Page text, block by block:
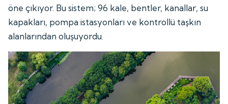
öne çıkıyor. Bu sistem; 96 kale, bentler, kanallar, su
kapakları, pompa istasyonları ve kontrollü taşkın
alanlarından oluşuyordu.